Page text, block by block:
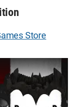
Store